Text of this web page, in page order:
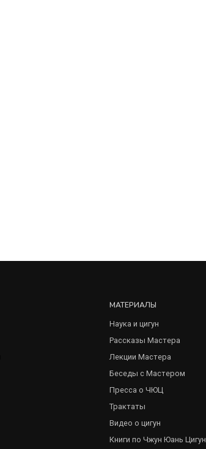
МАТЕРИАЛЫ
Наука и цигун
Рассказы Мастера
Лекции Мастера
Беседы с Мастером
Пресса о ЧЮЦ
Трактаты
Видео о цигун
Книги по Чжун Юань Цигун